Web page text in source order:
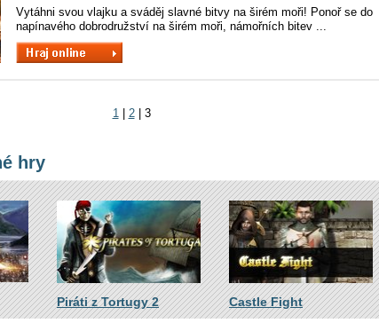
Vytáhni svou vlajku a sváděj slavné bitvy na širém moři! Ponoř se do
napínavého dobrodružství na širém moři, námořních bitev ...
1 2 3
hry
Piráti z Tortugy 2 Castle Fight